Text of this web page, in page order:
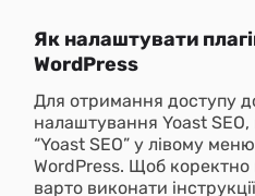
Як налаштувати
WordPress
Для отримання доступу
налаштування Yoast SEO,
“Yoast SEO” у лівому
WordPress. Щоб коректно
варто виконати